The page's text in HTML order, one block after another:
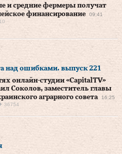
и средние фермеры получат
финансирование
09:41
над ошибками. выпуск 221
онлайн-студии «CapitalTV»
Соколов, заместитель главы
аграрного совета
16:25
36754